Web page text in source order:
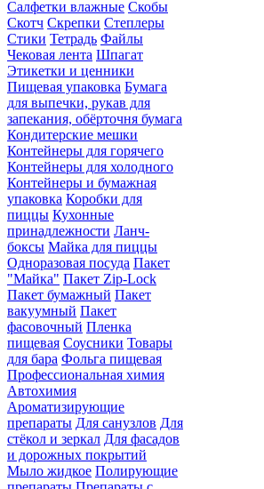
Салфетки влажные Скобы
Скотч Скрепки Степлеры
Стики Тетрадь Файлы
Чековая лента Шпагат
Этикетки и ценники
Пищевая упаковка Бумага
для выпечки, рукав для
запекания, обёрточня бумага
Кондитерские мешки
Контейнеры для горячего
Контейнеры для холодного
Контейнеры и бумажная
упаковка Коробки для
пиццы Кухонные
принадлежности Ланч-
боксы Майка для пиццы
Одноразовая посуда Пакет
"Майка" Пакет Zip-Lock
Пакет бумажный Пакет
вакуумный Пакет
фасовочный Пленка
пищевая Соусники Товары
для бара Фольга пищевая
Профессиональная химия
Автохимия
Ароматизирующие
препараты Для санузлов Для
стёкол и зеркал Для фасадов
и дорожных покрытий
Мыло жидкое Полирующие